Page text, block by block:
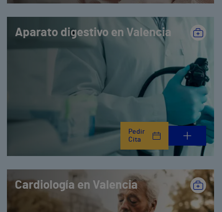
Aparato digestivo en Valencia
Pedir
Cita
Cardiología en Valencia